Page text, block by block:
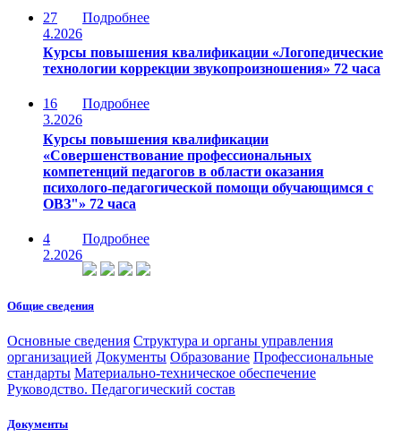
27
4.2026
Подробнее
Курсы повышения квалификации «Логопедические
технологии коррекции звукопроизношения» 72 часа
16
3.2026
Подробнее
Курсы повышения квалификации
«Совершенствование профессиональных
компетенций педагогов в области оказания
психолого-педагогической помощи обучающимся с
ОВЗ"» 72 часа
4
2.2026
Подробнее
Общие сведения
Основные сведения Структура и органы управления
организацией Документы Образование Профессиональные
стандарты Материально-техническое обеспечение
Руководство. Педагогический состав
Документы